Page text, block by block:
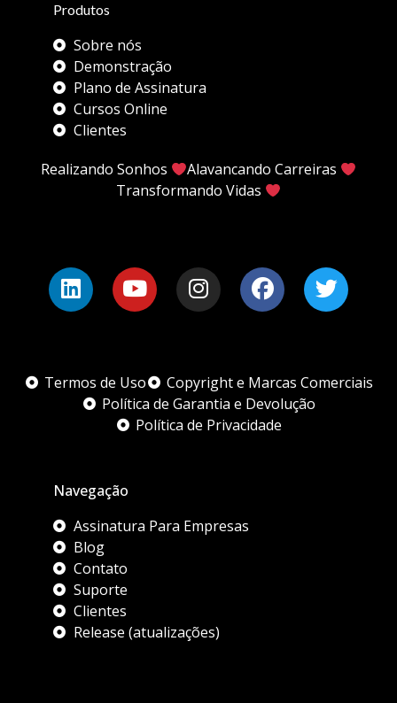
Produtos
Sobre nós
Demonstração
Plano de Assinatura
Cursos Online
Clientes
Realizando Sonhos
Alavancando Carreiras
Transformando Vidas
Termos de Uso
Copyright e Marcas Comerciais
Política de Garantia e Devolução
Política de Privacidade
Navegação
Assinatura Para Empresas
Blog
Contato
Suporte
Clientes
Release (atualizações)